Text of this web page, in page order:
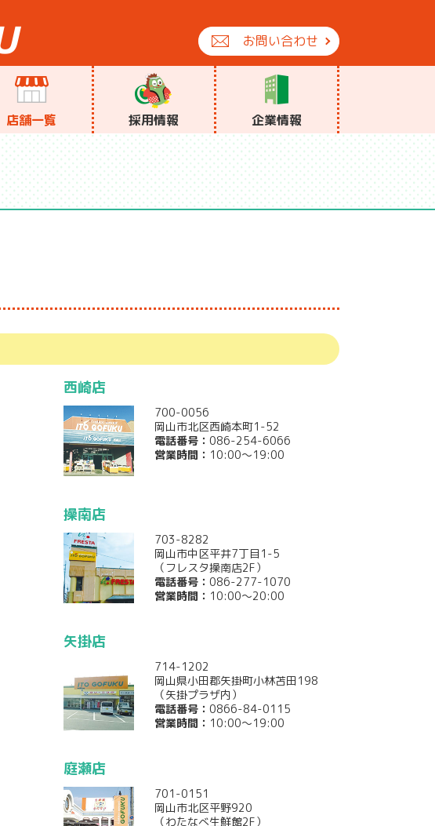
お問い合わせ
店舗一覧 採用情報 企業情報
西崎店
700-0056
岡山市北区西崎本町1-52
電話番号： 086-254-6066
営業時間： 10:00～19:00
操南店
703-8282
岡山市中区平井7丁目1-5
（フレスタ操南店2F）
電話番号： 086-277-1070
営業時間： 10:00～20:00
矢掛店
714-1202
岡山県小田郡矢掛町小林苫田198
（矢掛プラザ内）
電話番号： 0866-84-0115
営業時間： 10:00～19:00
庭瀬店
701-0151
岡山市北区平野920
（わたなべ生鮮館2F）